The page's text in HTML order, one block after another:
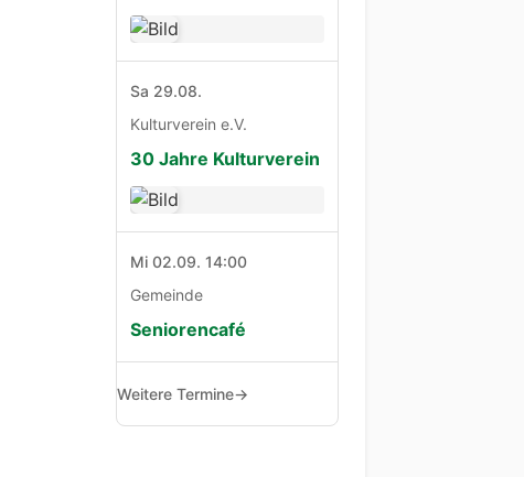
Sa 29.08.
Kulturverein e.V.
30 Jahre Kulturverein
Mi 02.09. 14:00
Gemeinde
Seniorencafé
Weitere Termine→